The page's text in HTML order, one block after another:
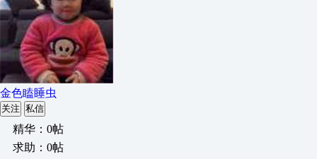
金色瞌睡虫
关注 私信
精华：0帖
求助：0帖